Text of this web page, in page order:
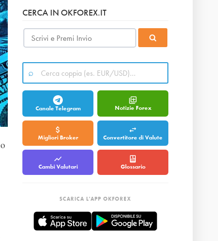
CERCA IN OKFOREX.IT
Canale Telegram Notizie Forex
Migliori Broker Convertitore di Valute
Cambi Valutari Glossario
SCARICA L'APP OKFOREX